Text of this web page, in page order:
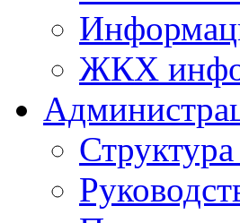
ЖКХ